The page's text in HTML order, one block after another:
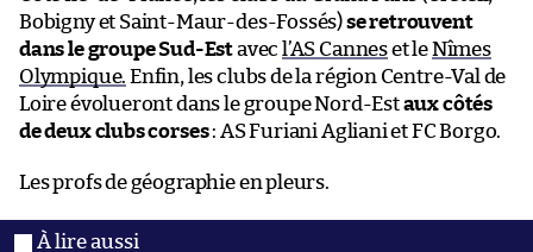
Bobigny et Saint-Maur-des-Fossés)se retrouvent
dans le groupe Sud-Estavec l’AS Canneset leNîmes
Olympique. Enfin, les clubs de la région Centre-Val de
Loire évolueront dans le groupe Nord-Estaux côtés
de deux clubs corses: AS Furiani Agliani et FC Borgo.
Les profs de géographie en pleurs.